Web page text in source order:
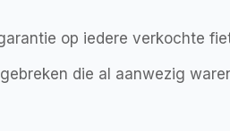
op iedere verkochte
die al aanwezig